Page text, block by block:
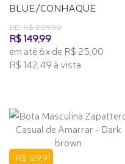
BLUE/CONHAQUE
DE: R$ 289,90
R$ 149,99
em até 6x de R$ 25,00
R$ 142,49 à vista
-R$ 129,91